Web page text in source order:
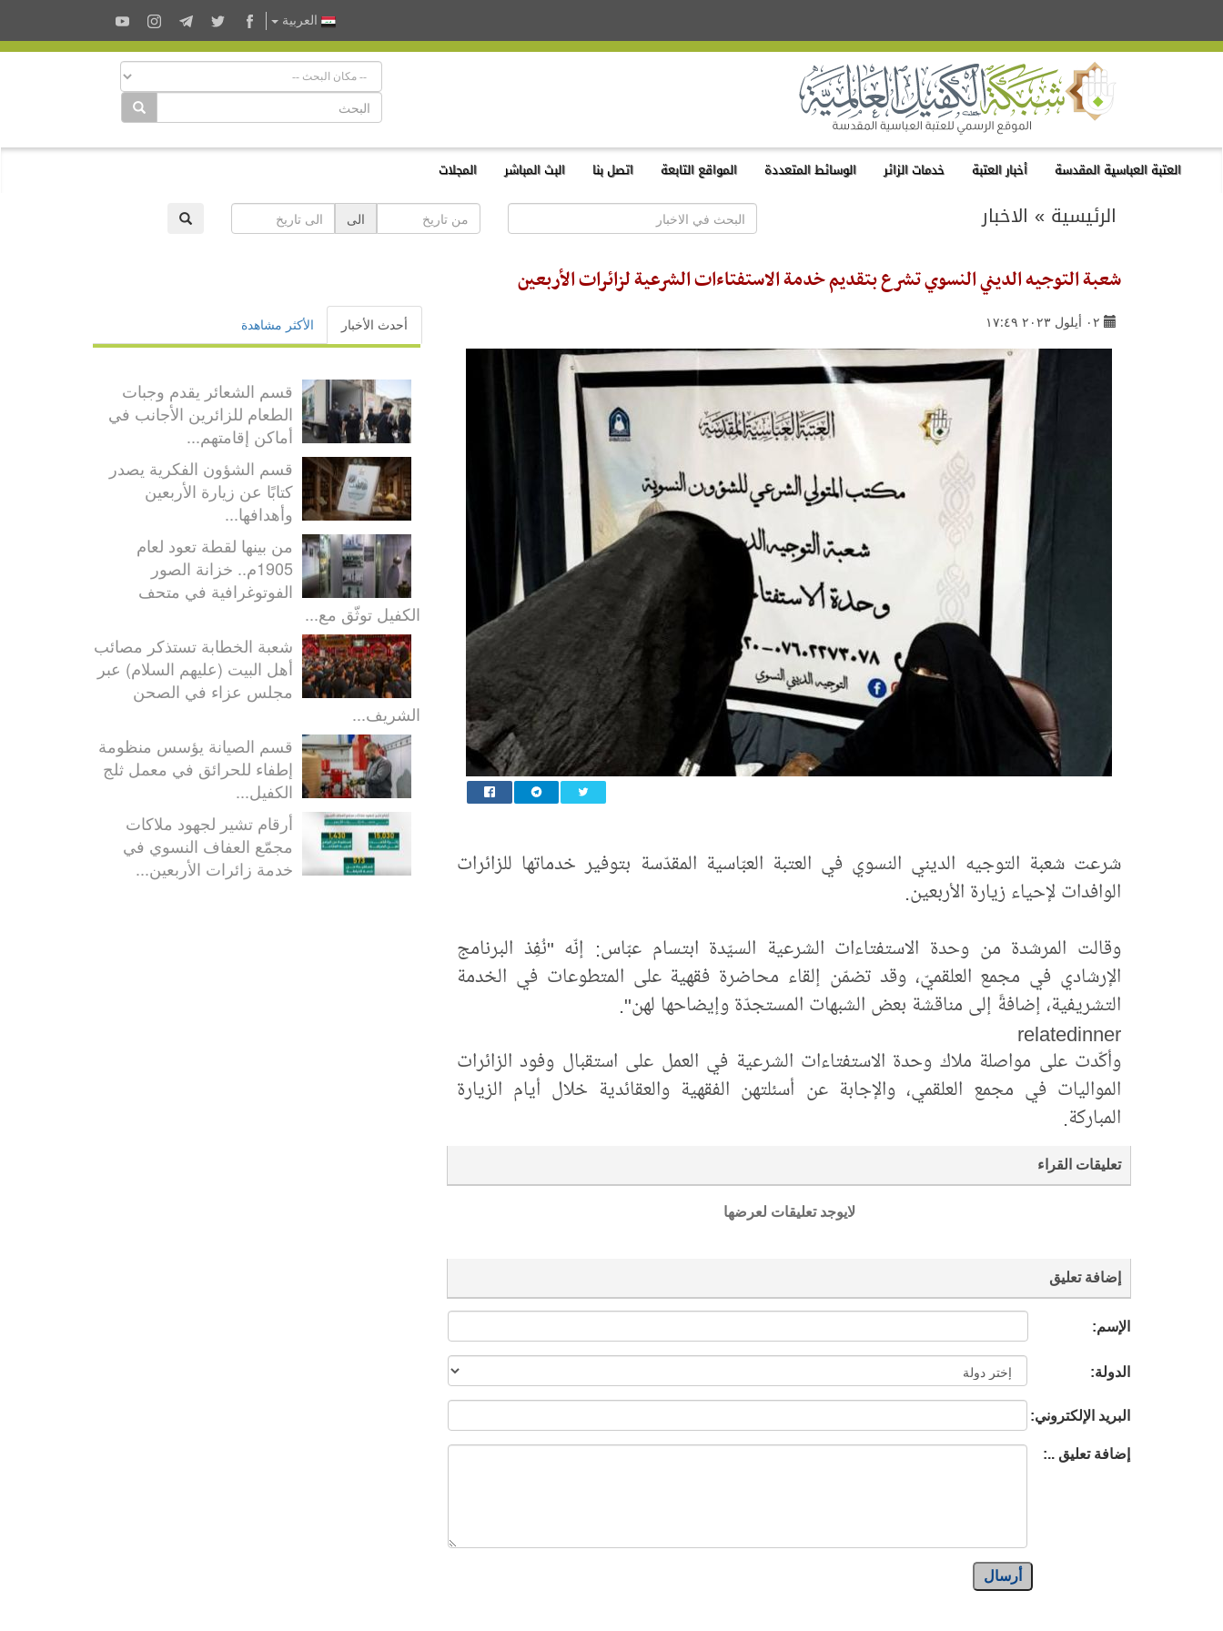
العربية
العتبة العباسية المقدسة أخبار العتبة خدمات الزائر الوسائط المتعددة المواقع التابعة اتصل بنا البث المباشر المجلات
الرئيسية » الاخبار الى
شعبة التوجيه الديني النسوي تشرع بتقديم خدمة الاستفتاءات الشرعية لزائرات الأربعين
٠٢ أيلول ٢٠٢٣ ١٧:٤٩
شرعت شعبة التوجيه الديني النسوي في العتبة العبّاسية المقدّسة بتوفير خدماتها للزائرات
الوافدات لإحياء زيارة الأربعين.
وقالت المرشدة من وحدة الاستفتاءات الشرعية السيّدة ابتسام عبّاس: إنّه "نُفِذ البرنامج
الإرشادي في مجمع العلقميّ، وقد تضمّن إلقاء محاضرة فقهية على المتطوعات في الخدمة
التشريفية، إضافةً إلى مناقشة بعض الشبهات المستجدّة وإيضاحها لهن".
relatedinner
وأكّدت على مواصلة ملاك وحدة الاستفتاءات الشرعية في العمل على استقبال وفود الزائرات
المواليات في مجمع العلقمي، والإجابة عن أسئلتهن الفقهية والعقائدية خلال أيام الزيارة
المباركة.
تعليقات القراء
لايوجد تعليقات لعرضها
إضافة تعليق
الإسم:
الدولة:
البريد الإلكتروني:
إضافة تعليق ..:
أرسال
أحدث الأخبار الأكثر مشاهدة
قسم الشعائر يقدم وجبات
الطعام للزائرين الأجانب في
أماكن إقامتهم...
قسم الشؤون الفكرية يصدر
كتابًا عن زيارة الأربعين
وأهدافها...
من بينها لقطة تعود لعام
1905م.. خزانة الصور
الفوتوغرافية في متحف
الكفيل توثّق مع...
شعبة الخطابة تستذكر مصائب
أهل البيت (عليهم السلام) عبر
مجلس عزاء في الصحن
الشريف...
قسم الصيانة يؤسس منظومة
إطفاء للحرائق في معمل ثلج
الكفيل...
أرقام تشير لجهود ملاكات
مجمّع العفاف النسوي في
خدمة زائرات الأربعين...